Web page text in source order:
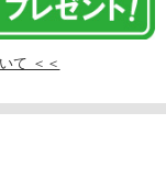
て ＜＜